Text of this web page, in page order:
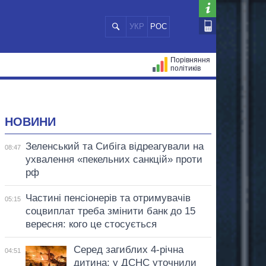
УКР РОС
Порівняння
політиків
НОВИНИ
08:47
Зеленський та Сибіга відреагували на
ухвалення «пекельних санкцій» проти
рф
05:15
Частині пенсіонерів та отримувачів
соцвиплат треба змінити банк до 15
вересня: кого це стосується
04:51
Серед загиблих 4-річна
дитина: у ДСНС уточнили